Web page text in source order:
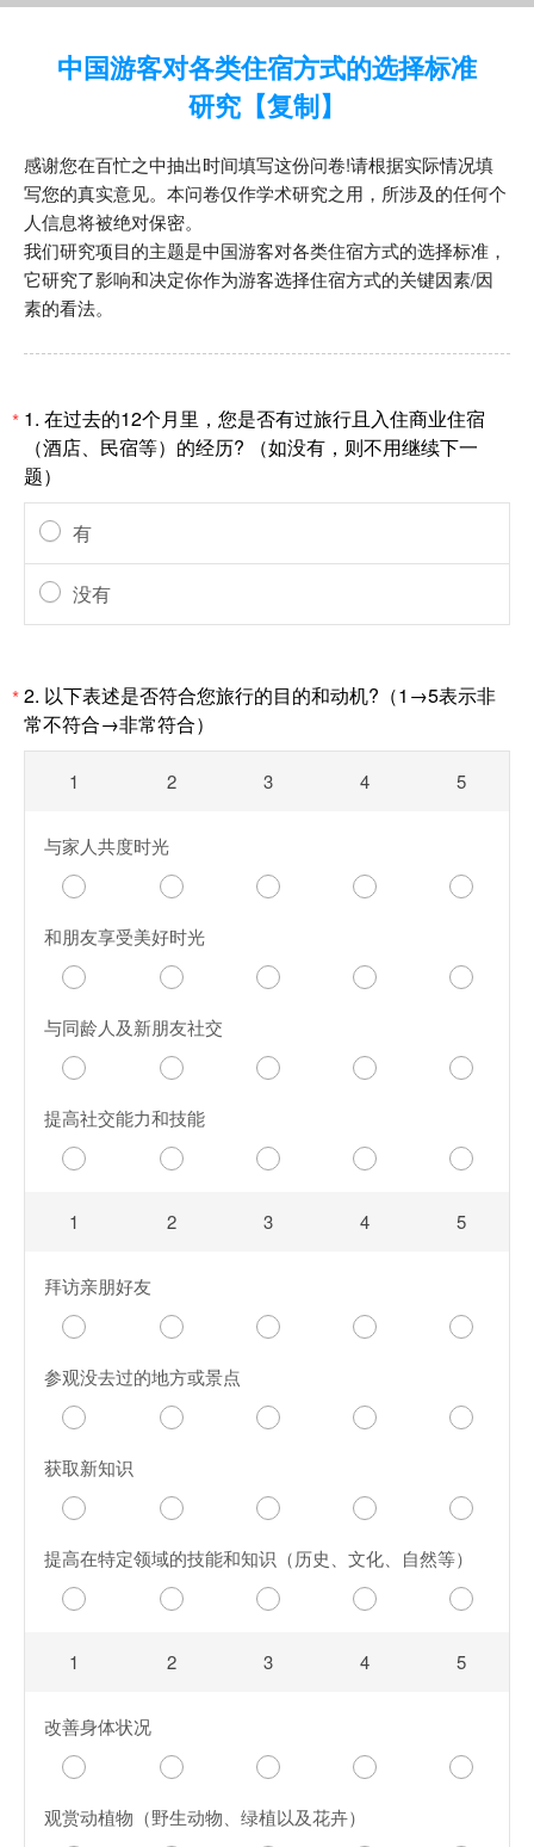
中国游客对各类住宿方式的选择标准
研究【复制】
感谢您在百忙之中抽出时间填写这份问卷!请根据实际情况填
写您的真实意见。本问卷仅作学术研究之用，所涉及的任何个
人信息将被绝对保密。
我们研究项目的主题是中国游客对各类住宿方式的选择标准，
它研究了影响和决定你作为游客选择住宿方式的关键因素/因
素的看法。
* 1. 在过去的12个月里，您是否有过旅行且入住商业住宿
（酒店、民宿等）的经历? （如没有，则不用继续下一
题）
有
没有
*2. 以下表述是否符合您旅行的目的和动机?（1→5表示非
常不符合→非常符合）
1 2 3 4 5
与家人共度时光
和朋友享受美好时光
与同龄人及新朋友社交
提高社交能力和技能
1 2 3 4 5
拜访亲朋好友
参观没去过的地方或景点
获取新知识
提高在特定领域的技能和知识（历史、文化、自然等）
1 2 3 4 5
改善身体状况
观赏动植物（野生动物、绿植以及花卉）